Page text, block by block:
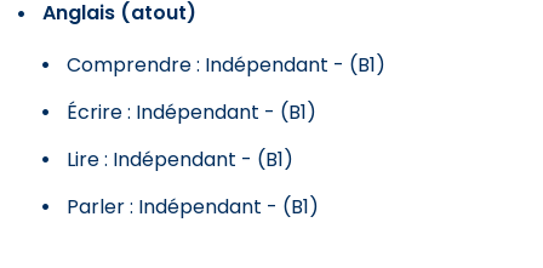
Anglais (atout)
Comprendre : Indépendant - (B1)
Écrire : Indépendant - (B1)
Lire : Indépendant - (B1)
Parler : Indépendant - (B1)